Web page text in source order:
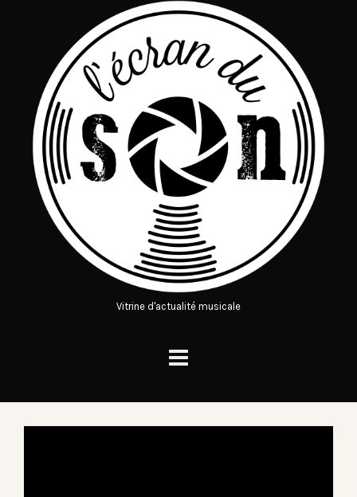
Vitrine d'actualité musicale